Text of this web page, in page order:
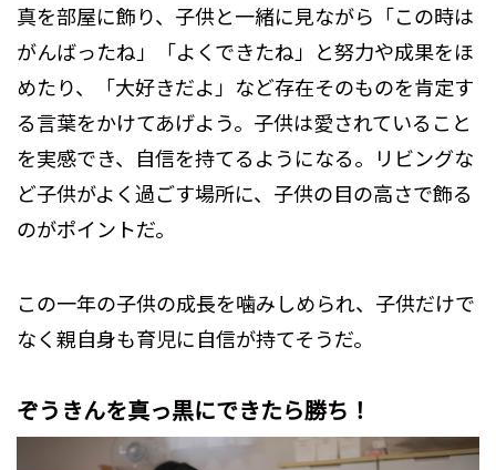
真を部屋に飾り、子供と一緒に見ながら「この時は
がんばったね」「よくできたね」と努力や成果をほ
めたり、「大好きだよ」など存在そのものを肯定す
る言葉をかけてあげよう。子供は愛されていること
を実感でき、自信を持てるようになる。リビングな
ど子供がよく過ごす場所に、子供の目の高さで飾る
のがポイントだ。
この一年の子供の成長を噛みしめられ、子供だけで
なく親自身も育児に自信が持てそうだ。
ぞうきんを真っ黒にできたら勝ち！